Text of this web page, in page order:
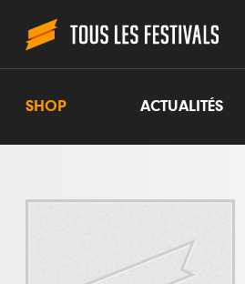
SHOP ACTUALITÉS